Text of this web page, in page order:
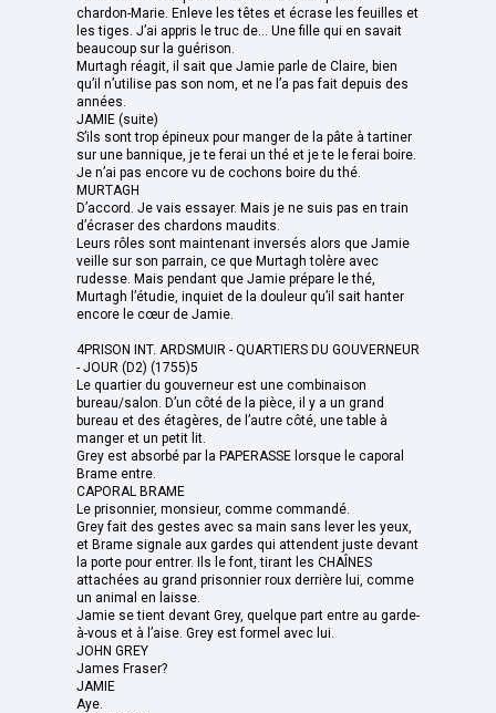
chardon-Marie. Enleve les têtes et écrase les feuilles et
les tiges. J’ai appris le truc de... Une fille qui en savait
beaucoup sur la guérison.
Murtagh réagit, il sait que Jamie parle de Claire, bien
qu’il n’utilise pas son nom, et ne l’a pas fait depuis des
années.
JAMIE (suite)
S’ils sont trop épineux pour manger de la pâte à tartiner
sur une bannique, je te ferai un thé et je te le ferai boire.
Je n’ai pas encore vu de cochons boire du thé.
MURTAGH
D’accord. Je vais essayer. Mais je ne suis pas en train
d’écraser des chardons maudits.
Leurs rôles sont maintenant inversés alors que Jamie
veille sur son parrain, ce que Murtagh tolère avec
rudesse. Mais pendant que Jamie prépare le thé,
Murtagh l’étudie, inquiet de la douleur qu’il sait hanter
encore le cœur de Jamie.
4PRISON INT. ARDSMUIR - QUARTIERS DU GOUVERNEUR
- JOUR (D2) (1755)5
Le quartier du gouverneur est une combinaison
bureau/salon. D’un côté de la pièce, il y a un grand
bureau et des étagères, de l’autre côté, une table à
manger et un petit lit.
Grey est absorbé par la PAPERASSE lorsque le caporal
Brame entre.
CAPORAL BRAME
Le prisonnier, monsieur, comme commandé.
Grey fait des gestes avec sa main sans lever les yeux,
et Brame signale aux gardes qui attendent juste devant
la porte pour entrer. Ils le font, tirant les CHAÎNES
attachées au grand prisonnier roux derrière lui, comme
un animal en laisse.
Jamie se tient devant Grey, quelque part entre au garde-
à-vous et à l’aise. Grey est formel avec lui.
JOHN GREY
James Fraser?
JAMIE
Aye.